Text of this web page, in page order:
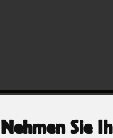
Nehmen Sie
Eigener Anbau